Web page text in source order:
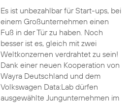
Es ist unbezahlbar für Start-ups, bei
einem Großunternehmen einen
Fuß in der Tür zu haben. Noch
besser ist es, gleich mit zwei
Weltkonzernen verdrahtet zu sein!
Dank einer neuen Kooperation von
Wayra Deutschland und dem
Volkswagen Data:Lab dürfen
ausgewählte Jungunternehmen im